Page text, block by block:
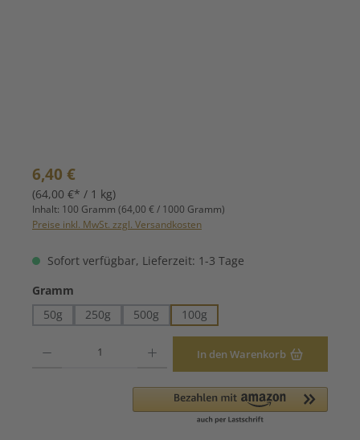
Regulärer Preis:
6,40 €
(64,00 €* / 1 kg)
Inhalt: 100 Gramm (64,00 € / 1000 Gramm)
Preise inkl. MwSt. zzgl. Versandkosten
Sofort verfügbar, Lieferzeit: 1-3 Tage
Gramm
50g
250g 500g 100g
In den Warenkorb